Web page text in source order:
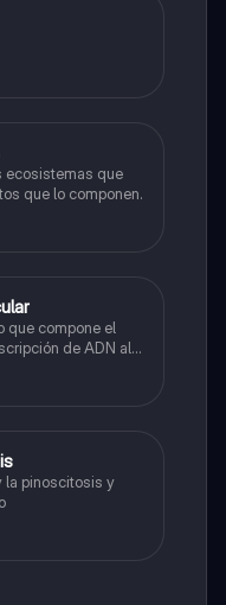
ecosistemas que
que lo componen.
de ADN al
la pinoscitosis y